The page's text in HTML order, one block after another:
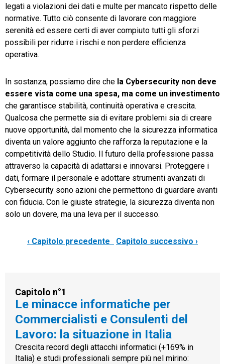
legati a violazioni dei dati e multe per mancato rispetto delle
normative. Tutto ciò consente di lavorare con maggiore
serenità ed essere certi di aver compiuto tutti gli sforzi
possibili per ridurre i rischi e non perdere efficienza
operativa.
In sostanza, possiamo dire che la Cybersecurity non deve
essere vista come una spesa, ma come un investimento
che garantisce stabilità, continuità operativa e crescita.
Qualcosa che permette sia di evitare problemi sia di creare
nuove opportunità, dal momento che la sicurezza informatica
diventa un valore aggiunto che rafforza la reputazione e la
competitività dello Studio. Il futuro della professione passa
attraverso la capacità di adattarsi e innovarsi. Proteggere i
dati, formare il personale e adottare strumenti avanzati di
Cybersecurity sono azioni che permettono di guardare avanti
con fiducia. Con le giuste strategie, la sicurezza diventa non
solo un dovere, ma una leva per il successo.
‹ Capitolo precedente Capitolo successivo ›
Capitolo n°1
Le minacce informatiche per
Commercialisti e Consulenti del
Lavoro: la situazione in Italia
Crescita record degli attacchi informatici (+169% in
Italia) e studi professionali sempre più nel mirino: